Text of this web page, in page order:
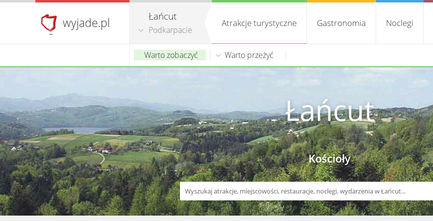
wyjade.pl Łańcut
Podkarpacie
Atrakcje turystyczne
Warto zobaczyć Warto przeżyć
Gastronomia Noclegi
Łańcut
Kościoły